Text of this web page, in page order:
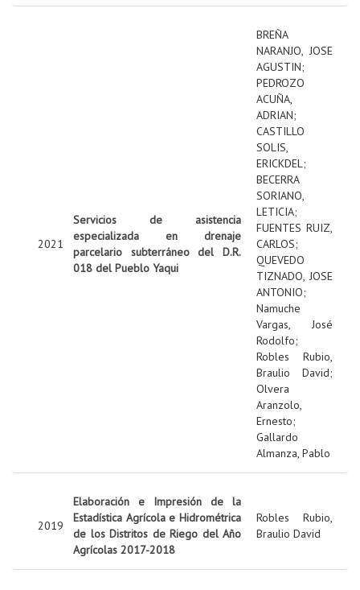
2021
Servicios de asistencia
especializada en drenaje
parcelario subterráneo del D.R.
018 del Pueblo Yaqui
BREÑA
NARANJO, JOSE
AGUSTIN;
PEDROZO
ACUÑA,
ADRIAN;
CASTILLO
SOLIS,
ERICKDEL;
BECERRA
SORIANO,
LETICIA;
FUENTES RUIZ,
CARLOS;
QUEVEDO
TIZNADO, JOSE
ANTONIO;
Namuche
Vargas, José
Rodolfo;
Robles Rubio,
Braulio David;
Olvera
Aranzolo,
Ernesto;
Gallardo
Almanza, Pablo
2019
Elaboración e Impresión de la
Estadística Agrícola e Hidrométrica
de los Distritos de Riego del Año
Agrícolas 2017-2018
Robles Rubio,
Braulio David